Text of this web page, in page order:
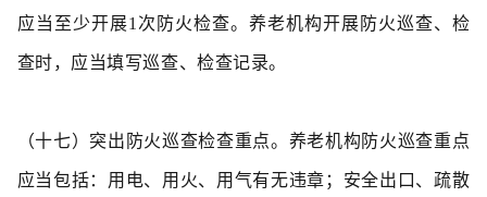
应当至少开展1次防火检查。养老机构开展防火巡查、检
查时，应当填写巡查、检查记录。
（十七）突出防火巡查检查重点。 养老机构防火巡查重点
应当包括：用电、用火、用气有无违章；安全出口、疏散